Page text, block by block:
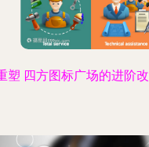
塑 四方图标广场的进阶